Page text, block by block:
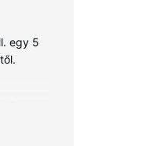
egy 5